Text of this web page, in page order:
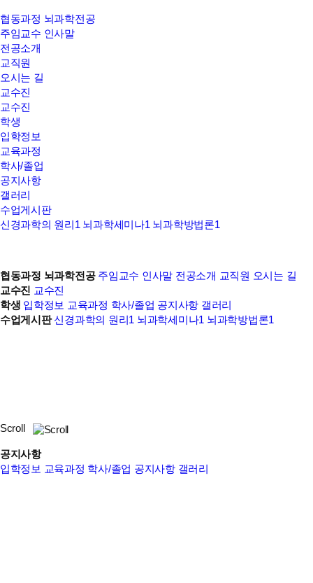
협동과정 뇌과학전공
주임교수 인사말
전공소개
교직원
오시는 길
교수진
교수진
학생
입학정보
교육과정
학사/졸업
공지사항
갤러리
수업게시판
신경과학의 원리1 뇌과학세미나1 뇌과학방법론1
협동과정 뇌과학전공 주임교수 인사말 전공소개 교직원 오시는 길
교수진 교수진
학생 입학정보 교육과정 학사/졸업 공지사항 갤러리
수업게시판 신경과학의 원리1 뇌과학세미나1 뇌과학방법론1
공지사항
Scroll
공지사항
입학정보 교육과정 학사/졸업 공지사항 갤러리